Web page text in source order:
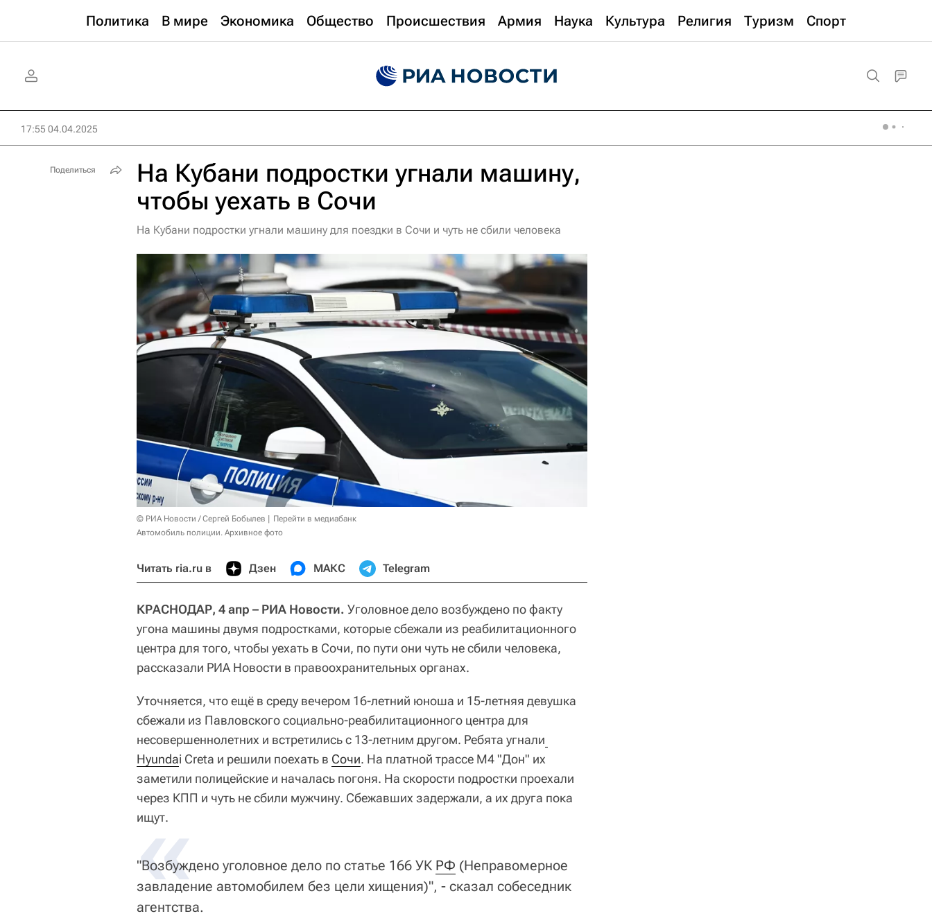
Политика В мире Экономика Общество Происшествия Армия Наука Культура Религия Туризм Спорт
17:55 04.04.2025
На Кубани подростки угнали машину,
чтобы уехать в Сочи
На Кубани подростки угнали машину для поездки в Сочи и чуть не сбили человека
© РИА Новости / Сергей Бобылев
Перейти в медиабанк
Автомобиль полиции. Архивное фото
Читать ria.ru в Дзен МАКС Telegram
КРАСНОДАР, 4 апр – РИА Новости. Уголовное дело возбуждено по факту
угона машины двумя подростками, которые сбежали из реабилитационного
центра для того, чтобы уехать в Сочи, по пути они чуть не сбили человека,
рассказали РИА Новости в правоохранительных органах.
Уточняется, что ещё в среду вечером 16-летний юноша и 15-летняя девушка
сбежали из Павловского социально-реабилитационного центра для
несовершеннолетних и встретились с 13-летним другом. Ребята угнали
Hyundai Creta и решили поехать в Сочи. На платной трассе М4 "Дон" их
заметили полицейские и началась погоня. На скорости подростки проехали
через КПП и чуть не сбили мужчину. Сбежавших задержали, а их друга пока
ищут.
«
"Возбуждено уголовное дело по статье 166 УК РФ (Неправомерное
завладение автомобилем без цели хищения)", - сказал собеседник
агентства.
Поделиться